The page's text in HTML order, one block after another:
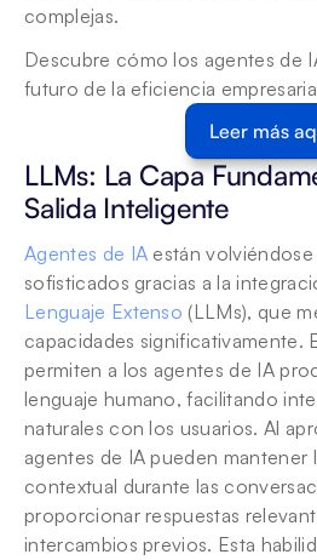
complejas.
Descubre cómo los agentes de
futuro de la eficiencia
Leer más
LLMs: La Capa
Salida Inteligente
Agentes de IA están
sofisticados gracias a la
Lenguaje Extenso (LLMs), que
capacidades significativamente.
permiten a los agentes de IA
lenguaje humano, facilitando
naturales con los usuarios. Al
agentes de IA pueden mantener
contextual durante las
proporcionar respuestas
intercambios previos. Esta